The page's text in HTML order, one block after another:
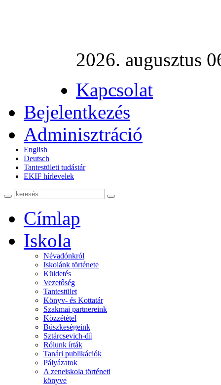
2026. augusztus
Kapcsolat
Bejelentkezés
Adminisztráció
English
Deutsch
Tantestületi tudástár
EKIF hírlevelek
Címlap
Iskola
Névadónkról
Iskolánk története
Küldetés
Vezetőség
Tantestület
Könyv- és Kottatár
Szakmai partnereink
Közzététel
Büszkeségeink
Sztárcsevich-díj
Rólunk írták
Tanári publikációk
Pályázatok
A zeneiskola történeti
könyve